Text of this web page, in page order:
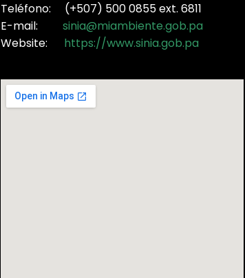
Teléfono: (+507) 500 0855 ext. 6811
E-mail: sinia@miambiente.gob.pa
Website: https://www.sinia.gob.pa